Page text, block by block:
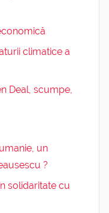
climatice a
Deal, scumpe,
un
?
solidaritate cu